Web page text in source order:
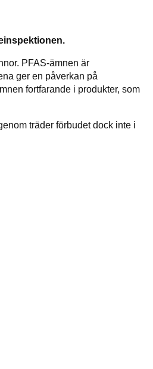
PFAS-ämnen är
ger en påverkan på
fortfarande i produkter, som
träder förbudet dock inte i